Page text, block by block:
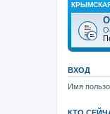
ВХОД
Имя